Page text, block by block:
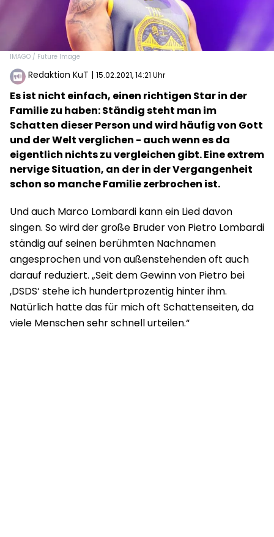
IMAGO / Future Image
Redaktion KuT | 15.02.2021, 14:21 Uhr
Es ist nicht einfach, einen richtigen Star in der
Familie zu haben: Ständig steht man im
Schatten dieser Person und wird häufig von Gott
und der Welt verglichen - auch wenn es da
eigentlich nichts zu vergleichen gibt. Eine extrem
nervige Situation, an der in der Vergangenheit
schon so manche Familie zerbrochen ist.
Und auch Marco Lombardi kann ein Lied davon
singen. So wird der große Bruder von Pietro Lombardi
ständig auf seinen berühmten Nachnamen
angesprochen und von außenstehenden oft auch
darauf reduziert. „Seit dem Gewinn von Pietro bei
‚DSDS‘ stehe ich hundertprozentig hinter ihm.
Natürlich hatte das für mich oft Schattenseiten, da
viele Menschen sehr schnell urteilen.“